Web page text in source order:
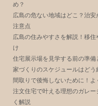
め？
広島の危ない地域はどこ？治
注意点
広島の住みやすさを解説！移
け
住宅展示場を見学する前の準備
家づくりのスケジュールはど
間取りで後悔しないために！
注文住宅で叶える理想のガレ
く解説